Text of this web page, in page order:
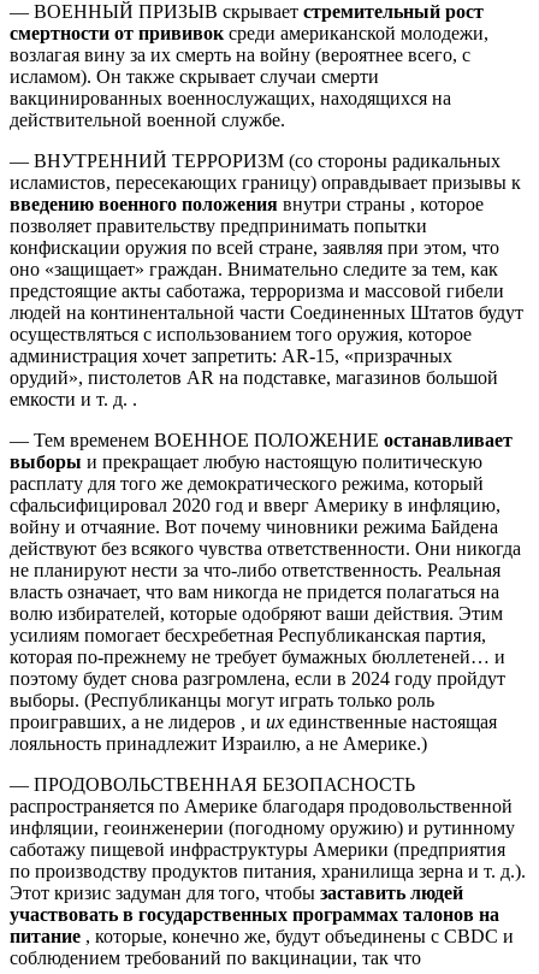
— ВОЕННЫЙ ПРИЗЫВ скрывает стремительный рост
смертности от прививоксреди американской молодежи,
возлагая вину за их смерть на войну (вероятнее всего, с
исламом). Он также скрывает случаи смерти
вакцинированных военнослужащих, находящихся на
действительной военной службе.
— ВНУТРЕННИЙ ТЕРРОРИЗМ (со стороны радикальных
исламистов, пересекающих границу) оправдывает призывы к
введению военного положения внутри страны , которое
позволяет правительству предпринимать попытки
конфискации оружия по всей стране, заявляя при этом, что
оно «защищает» граждан. Внимательно следите за тем, как
предстоящие акты саботажа, терроризма и массовой гибели
людей на континентальной части Соединенных Штатов будут
осуществляться с использованием того оружия, которое
администрация хочет запретить: AR-15, «призрачных
орудий», пистолетов AR на подставке, магазинов большой
емкости и т. д. .
— Тем временем ВОЕННОЕ ПОЛОЖЕНИЕ останавливает
выборы и прекращает любую настоящую политическую
расплату для того же демократического режима, который
сфальсифицировал 2020 год и вверг Америку в инфляцию,
войну и отчаяние. Вот почему чиновники режима Байдена
действуют без всякого чувства ответственности. Они никогда
не планируют нести за что-либо ответственность. Реальная
власть означает, что вам никогда не придется полагаться на
волю избирателей, которые одобряют ваши действия. Этим
усилиям помогает бесхребетная Республиканская партия,
которая по-прежнему не требует бумажных бюллетеней… и
поэтому будет снова разгромлена, если в 2024 году пройдут
выборы. (Республиканцы могут играть только роль
проигравших, а не лидеров , и их единственные настоящая
лояльность принадлежит Израилю, а не Америке.)
— ПРОДОВОЛЬСТВЕННАЯ БЕЗОПАСНОСТЬ
распространяется по Америке благодаря продовольственной
инфляции, геоинженерии (погодному оружию) и рутинному
саботажу пищевой инфраструктуры Америки (предприятия
по производству продуктов питания, хранилища зерна и т. д.).
Этот кризис задуман для того, чтобы заставить людей
участвовать в государственных программах талонов на
питание , которые, конечно же, будут объединены с CBDC и
соблюдением требований по вакцинации, так что